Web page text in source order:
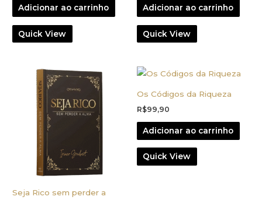
Adicionar ao carrinho
Quick View
Adicionar ao carrinho
Quick View
Seja Rico sem perder a
Os Códigos da Riqueza
R$99,90
Adicionar ao carrinho
Quick View